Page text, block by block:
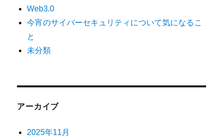
Web3.0
今宵のサイバーセキュリティについて気になるこ
と
未分類
アーカイブ
2025年11月